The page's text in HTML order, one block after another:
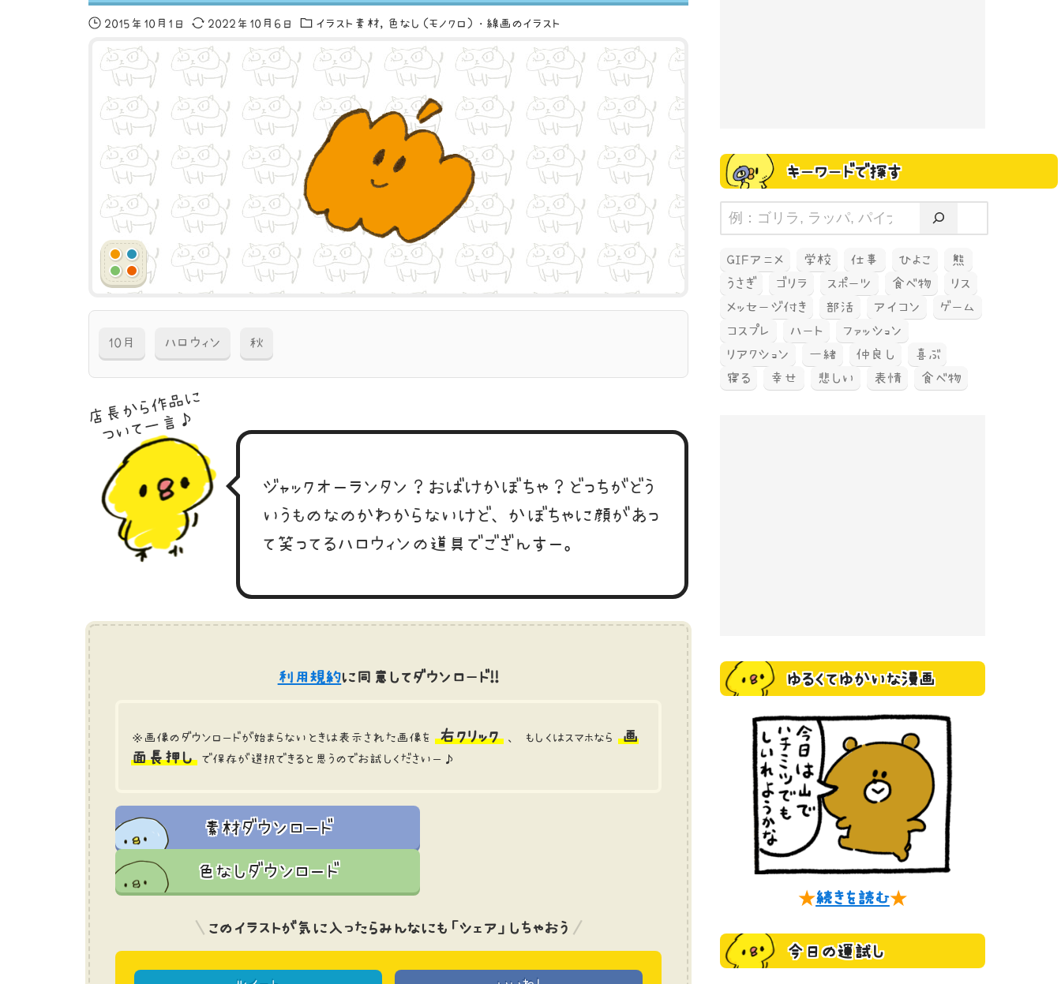
2015年10月1日 2022年10月6日 イラスト素材 色なし（モノクロ）・線画のイラスト
10月 ハロウィン 秋
店長から作品に
ついて一言♪
ジャックオーランタン？おばけかぼちゃ？どっちがどう
いうものなのかわからないけど、かぼちゃに顔があっ
て笑ってるハロウィンの道具でござんすー。
利用規約に同意してダウンロード!!
※画像のダウンロードが始まらないときは表示された画像を 右クリック 、 もしくはスマホなら
画
面長押し
で保存が選択できると思うのでお試しくださいー♪
素材ダウンロード
色なしダウンロード
このイラストが気に入ったらみんなにも「シェア」しちゃおう
キーワードで探す
GIFアニメ 学校 仕事 ひよこ
熊
うさぎ
ゴリラ スポーツ 食べ物
リス
メッセージ付き
部活 アイコン
ゲーム
コスプレ
ハート
ファッション
リアクション
一緒 仲良し
喜ぶ
寝る
幸せ 悲しい 表情 食べ物
ゆるくてゆかいな漫画
★続きを読む★
今日の運試し